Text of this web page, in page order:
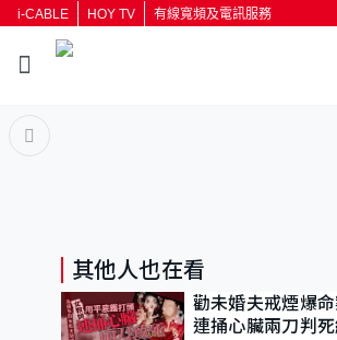
i-CABLE HOY TV 有線寬頻及電訊服務
其他人也在看
勸未婚夫戒煙爆
連捅心臟兩刀判